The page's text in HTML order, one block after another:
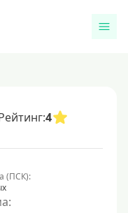
4
(ПСК):